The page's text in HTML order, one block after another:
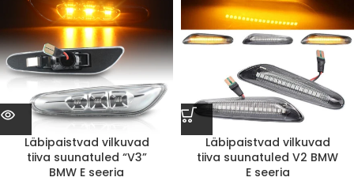
Läbipaistvad vilkuvad
tiiva suunatuled “V3”
BMW E seeria
Läbipaistvad vilkuvad
tiiva suunatuled V2 BMW
E seeria